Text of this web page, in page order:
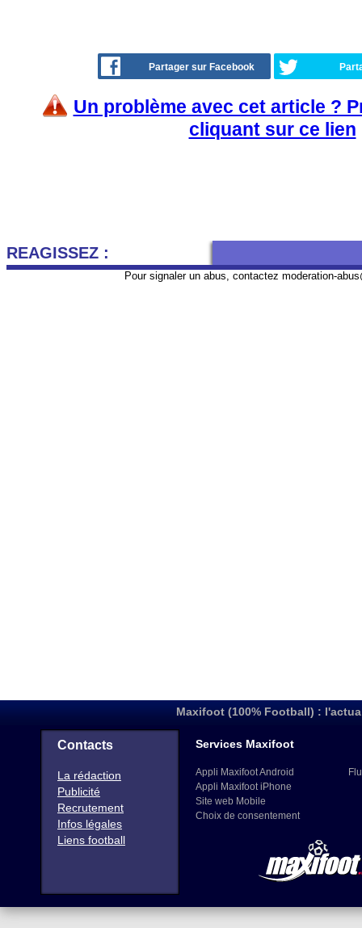
Partager sur Facebook
Un problème avec cet article ?
cliquant sur ce lien
REAGISSEZ :
Pour signaler un abus, contactez moderation-
Maxifoot (100% Football) :
Contacts
La rédaction
Publicité
Recrutement
Infos légales
Liens football
Services Maxifoot
Appli Maxifoot Android
Appli Maxifoot iPhone
Site web Mobile
Choix de consentement